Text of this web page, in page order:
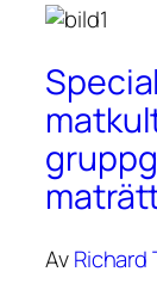
AvRichard